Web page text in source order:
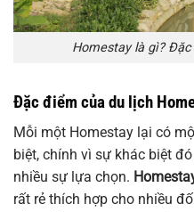
Homestay là gì?
Đặc điểm của du lịch
Mỗi một Homestay lại có
biệt, chính vì sự khác biệt
nhiều sự lựa chọn.
rất rẻ thích hợp cho nhiều